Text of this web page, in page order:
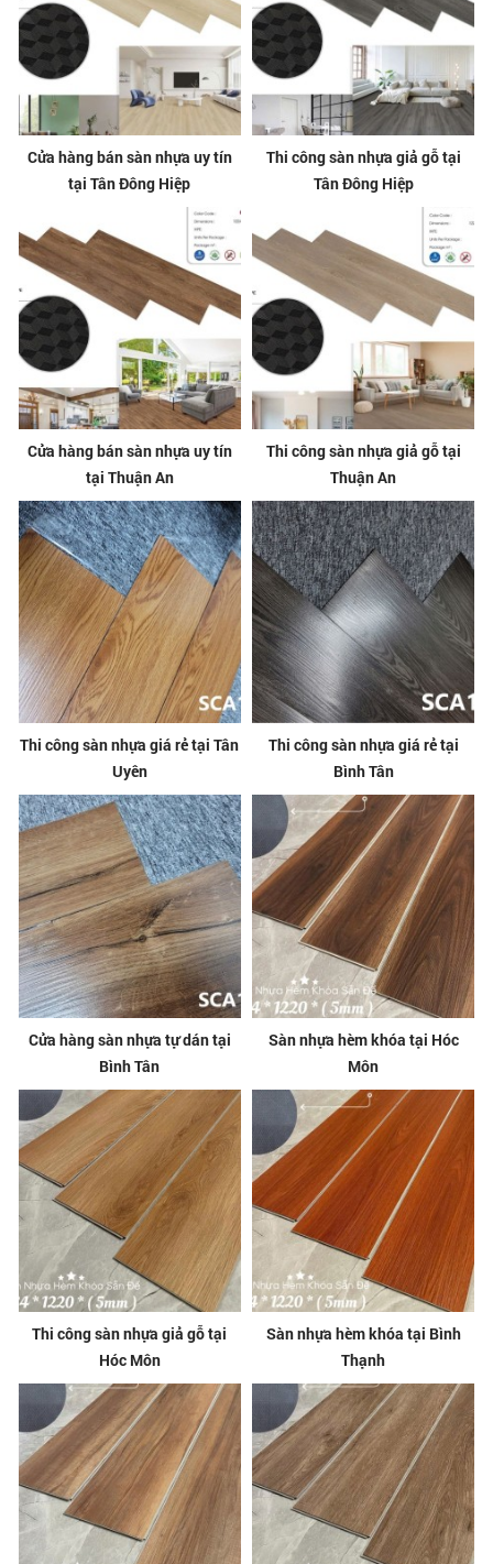
Cửa hàng bán sàn nhựa uy tín
tại Tân Đông Hiệp
Thi công sàn nhựa giả gỗ tại
Tân Đông Hiệp
Cửa hàng bán sàn nhựa uy tín
tại Thuận An
Thi công sàn nhựa giả gỗ tại
Thuận An
Thi công sàn nhựa giá rẻ tại Tân
Uyên
Thi công sàn nhựa giá rẻ tại
Bình Tân
Cửa hàng sàn nhựa tự dán tại
Bình Tân
Sàn nhựa hèm khóa tại Hóc
Môn
Thi công sàn nhựa giả gỗ tại
Hóc Môn
Sàn nhựa hèm khóa tại Bình
Thạnh